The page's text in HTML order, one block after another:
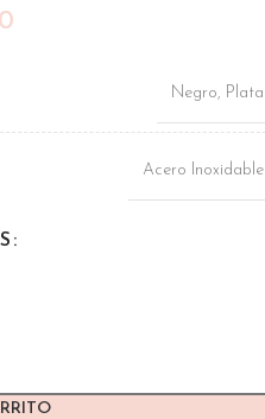
Negro, Plata
Acero Inoxidable